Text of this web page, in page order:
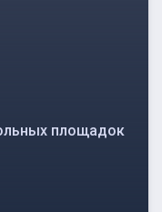
площадок